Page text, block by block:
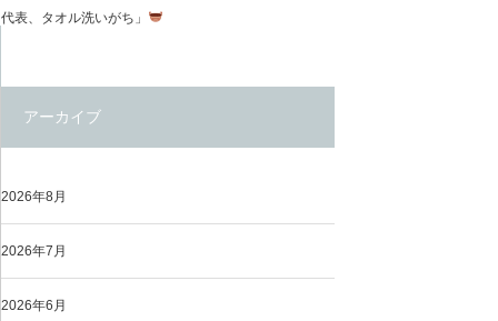
代表、タオル洗いがち」
アーカイブ
2026年8月
2026年7月
2026年6月